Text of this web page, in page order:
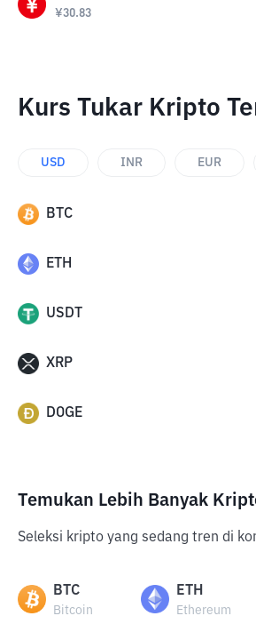
¥30.83
Kurs Tukar Kripto
USD INR EUR
BTC
ETH
USDT
XRP
DOGE
Temukan Lebih Banyak
Seleksi kripto yang sedang tren di
BTC
Bitcoin
ETH
Ethereum